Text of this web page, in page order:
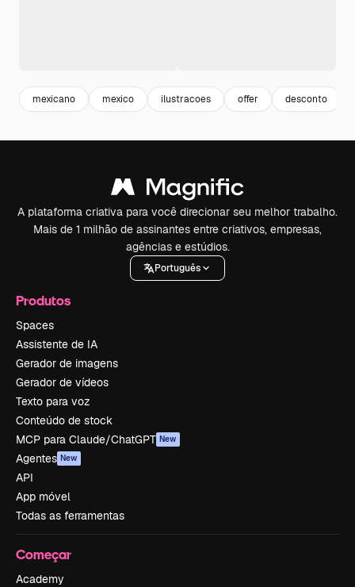
mexicano mexico ilustracoes offer desconto
A plataforma criativa para você direcionar seu melhor trabalho.
Mais de 1 milhão de assinantes entre criativos, empresas,
agências e estúdios.
Português
Produtos
Spaces
Assistente de IA
Gerador de imagens
Gerador de vídeos
Texto para voz
Conteúdo de stock
MCP para Claude/ChatGPT New
Agentes New
API
App móvel
Todas as ferramentas
Começar
Academy